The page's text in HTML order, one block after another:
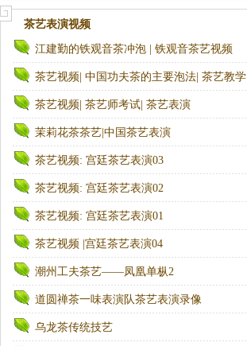
茶艺表演视频
江建勤的铁观音茶冲泡 | 铁观音茶艺视频
茶艺视频| 中国功夫茶的主要泡法| 茶艺教学
茶艺视频| 茶艺师考试| 茶艺表演
茉莉花茶茶艺|中国茶艺表演
茶艺视频: 宫廷茶艺表演03
茶艺视频: 宫廷茶艺表演02
茶艺视频: 宫廷茶艺表演01
茶艺视频 |宫廷茶艺表演04
潮州工夫茶艺——凤凰单枞2
道圆禅茶一味表演队茶艺表演录像
乌龙茶传统技艺